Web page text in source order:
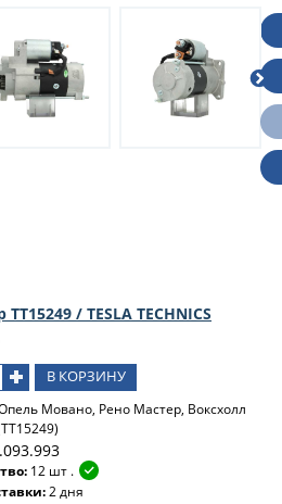
TT15249 / TESLA TECHNICS
В КОРЗИНУ
Мовано, Рено Мастер, Воксхолл
12 шт .
2 дня